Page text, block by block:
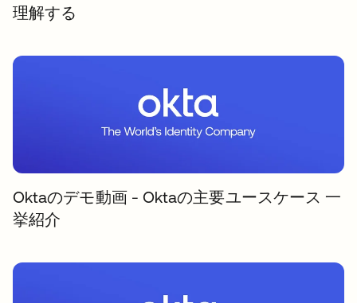
理解する
Oktaのデモ動画 - Oktaの主要ユースケース 一
挙紹介